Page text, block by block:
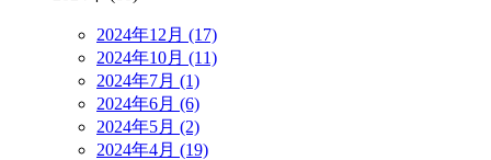
2024年12月 (17)
2024年10月 (11)
2024年7月 (1)
2024年6月 (6)
2024年5月 (2)
2024年4月 (19)